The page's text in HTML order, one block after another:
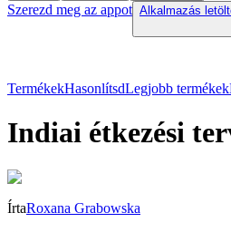
Szerezd meg az appot Alkalmazás
TermékekHasonlítsdLegjobb termékek
Indiai étkezési
ÍrtaRoxana Grabowska